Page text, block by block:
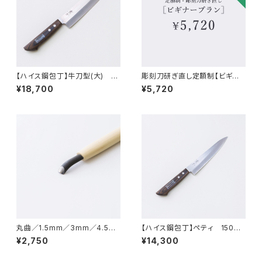
【ハイス鋼包丁】牛刀型(大) 21
5mm
¥18,700
彫刻刀研ぎ直し定額制【ビギナ
ープラン】
¥5,720
丸曲／1.5mm／3mm／4.5m
m／6mm／7.5mm／9mm／1
0.5mm／12mm／15mm／彫
¥2,750
【ハイス鋼包丁】ペティ 150m
m
¥14,300